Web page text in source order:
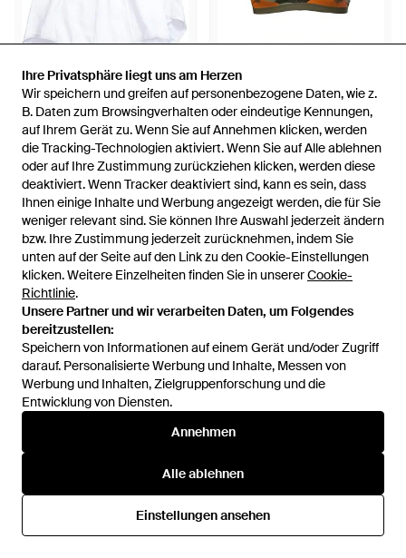
Ihre Privatsphäre liegt uns am Herzen
Wir speichern und greifen auf personenbezogene Daten, wie z.
B. Daten zum Browsingverhalten oder eindeutige Kennungen,
auf Ihrem Gerät zu. Wenn Sie auf Annehmen klicken, werden
die Tracking-Technologien aktiviert. Wenn Sie auf Alle ablehnen
oder auf Ihre Zustimmung zurückziehen klicken, werden diese
deaktiviert. Wenn Tracker deaktiviert sind, kann es sein, dass
Ihnen einige Inhalte und Werbung angezeigt werden, die für Sie
weniger relevant sind. Sie können Ihre Auswahl jederzeit ändern
bzw. Ihre Zustimmung jederzeit zurücknehmen, indem Sie
unten auf der Seite auf den Link zu den Cookie-Einstellungen
klicken. Weitere Einzelheiten finden Sie in unsererCookie-
Richtlinie.
Unsere Partner und wir verarbeiten Daten, um Folgendes
bereitzustellen:
Speichern von Informationen auf einem Gerät und/oder Zugriff
darauf. Personalisierte Werbung und Inhalte, Messen von
Werbung und Inhalten, Zielgruppenforschung und die
Entwicklung von Diensten.
Annehmen
Alle ablehnen
Einstellungen ansehen
Ihre Privatsphäre liegt uns am Herzen
Wir speichern und greifen auf personenbezogene Daten, wie z.
B. Daten zum Browsingverhalten oder eindeutige Kennungen,
auf Ihrem Gerät zu. Wenn Sie auf Annehmen klicken, werden
die Tracking-Technologien aktiviert. Wenn Sie auf Alle ablehnen
oder auf Ihre Zustimmung zurückziehen klicken, werden diese
deaktiviert. Wenn Tracker deaktiviert sind, kann es sein, dass
Ihnen einige Inhalte und Werbung angezeigt werden, die für Sie
weniger relevant sind. Sie können Ihre Auswahl jederzeit ändern
bzw. Ihre Zustimmung jederzeit zurücknehmen, indem Sie
unten auf der Seite auf den Link zu den Cookie-Einstellungen
klicken. Weitere Einzelheiten finden Sie in unsererCookie-
Richtlinie.
Unsere Partner und wir verarbeiten Daten, um Folgendes
bereitzustellen:
Speichern von Informationen auf einem Gerät und/oder Zugriff
darauf. Personalisierte Werbung und Inhalte, Messen von
Werbung und Inhalten, Zielgruppenforschung und die
Entwicklung von Diensten.
Annehmen
Alle ablehnen
Einstellungen ansehen
25,99 €23,39 €
Ulla Popken
Mieder - Weiß
VonABOUT YOU
SALE
49,99 €34,99 €
Ulla Popken
Ulla Popken Bh - Mehrfarbig
Von ABOUT YOU
SALE
39,99 €
Ulla Popken